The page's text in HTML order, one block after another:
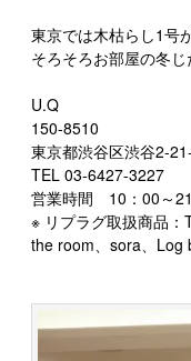
東京では木枯らし1号
そろそろお部屋の冬じ
U.Q
150-8510
東京都渋谷区渋谷2-
TEL 03-6427-3227
営業時間 10：00～
※ リプラグ取扱商品
the room、sora、Log